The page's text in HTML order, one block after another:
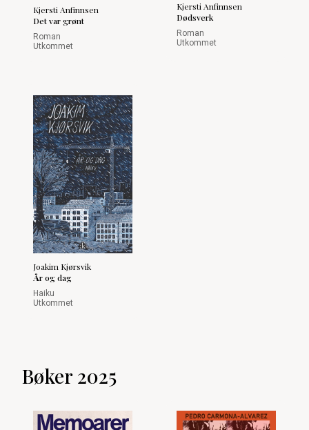
Kjersti Anfinnsen
Det var grønt
Roman
Utkommet
Kjersti Anfinnsen
Dødsverk
Roman
Utkommet
Joakim Kjørsvik
År og dag
Haiku
Utkommet
Bøker 2025